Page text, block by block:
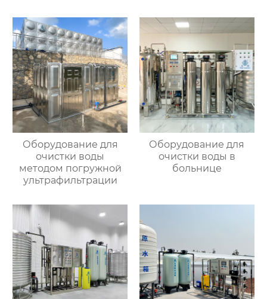
Оборудование для
очистки воды
методом погружной
ультрафильтрации
Оборудование для
очистки воды в
больнице